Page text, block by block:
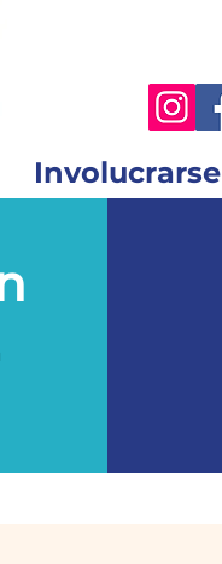
Involucrarse